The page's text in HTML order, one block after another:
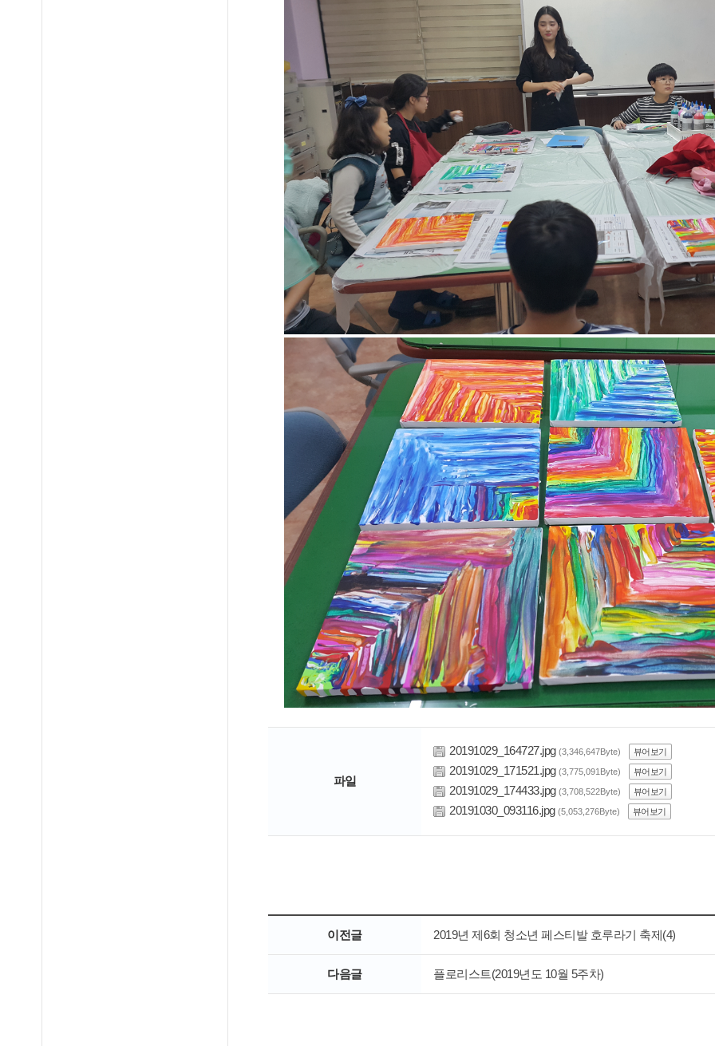
파일
20191029_164727.jpg (3,346,647Byte) 뷰어보기
20191029_171521.jpg (3,775,091Byte) 뷰어보기
20191029_174433.jpg (3,708,522Byte) 뷰어보기
20191030_093116.jpg (5,053,276Byte) 뷰어보기
이전글 2019년 제6회 청소년 페스티발 호루라기 축제(4)
다음글 플로리스트(2019년도 10월 5주차)